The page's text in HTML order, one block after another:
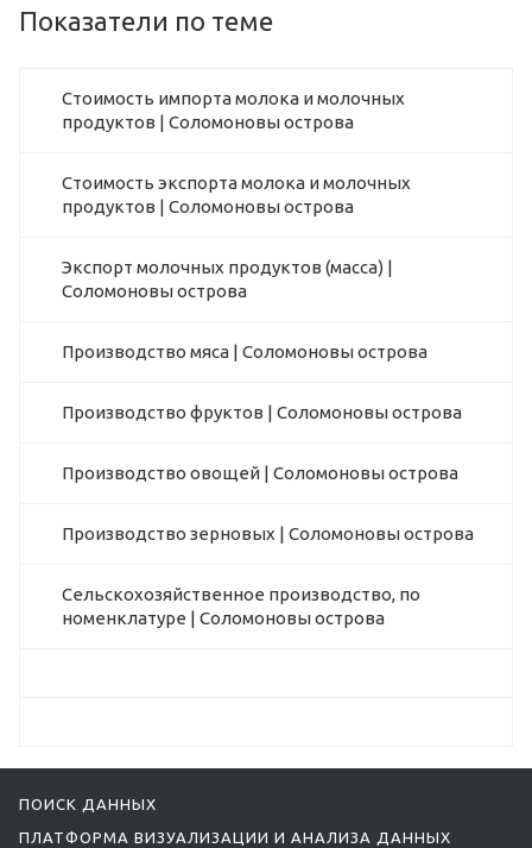
Показатели по теме
Стоимость импорта молока и молочных
продуктов | Соломоновы острова
Стоимость экспорта молока и молочных
продуктов | Соломоновы острова
Экспорт молочных продуктов (масса) |
Соломоновы острова
Производство мяса | Соломоновы острова
Производство фруктов | Соломоновы острова
Производство овощей | Соломоновы острова
Производство зерновых | Соломоновы острова
Сельскохозяйственное производство, по
номенклатуре | Соломоновы острова
ПОИСК ДАННЫХ
ПЛАТФОРМА ВИЗУАЛИЗАЦИИ И АНАЛИЗА ДАННЫХ